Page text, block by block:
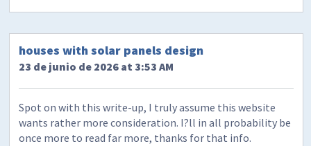
houses with solar panels design
23 de junio de 2026 at 3:53 AM
Spot on with this write-up, I truly assume this website
wants rather more consideration. I?ll in all probability be
once more to read far more, thanks for that info.